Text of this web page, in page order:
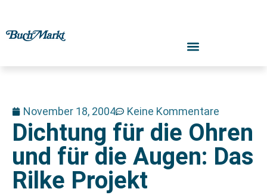
November 18, 2004 Keine Kommentare
Dichtung für die Ohren
und für die Augen: Das
Rilke Projekt